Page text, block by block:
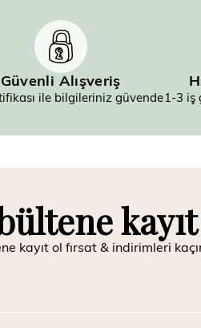
Güvenli Alışveriş
ile bilgileriniz güvende1-3 iş
kayıt ol fırsat & indirimleri